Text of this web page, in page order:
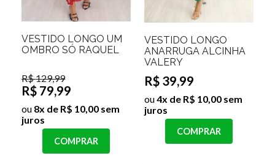
VESTIDO LONGO UM
OMBRO SÓ RAQUEL
R$ 129,99
R$ 79,99
ou 8x de R$ 10,00 sem
juros
COMPRAR
VESTIDO LONGO
ANARRUGA ALCINHA
VALERY
R$ 39,99
ou4x de R$ 10,00 sem
juros
COMPRAR